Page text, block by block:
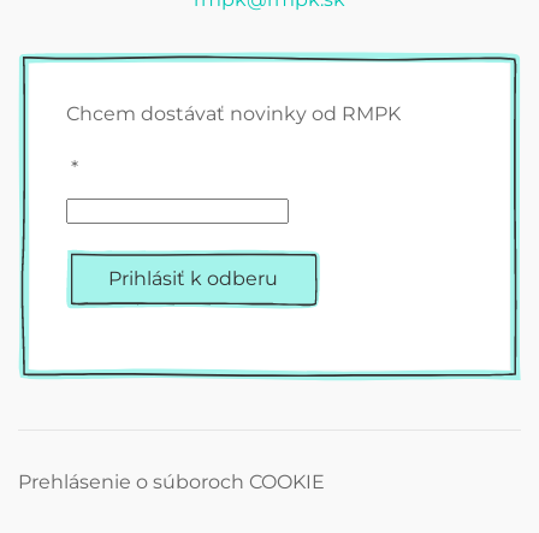
Chcem dostávať novinky od RMPK
*
Prihlásiť k odberu
Prehlásenie o súboroch COOKIE